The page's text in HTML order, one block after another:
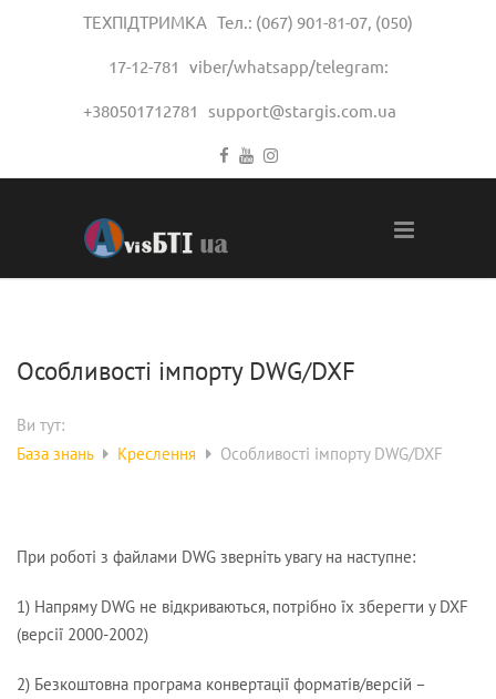
ТЕХПІДТРИМКА Тел.: (067) 901-81-07, (050)
17-12-781 viber/whatsapp/telegram:
+380501712781 support@stargis.com.ua
Особливості імпорту DWG/DXF
Ви тут:
База знань
Креслення Особливості імпорту DWG/DXF
При роботі з файлами DWG зверніть увагу на наступне:
1) Напряму DWG не відкриваються, потрібно їх зберегти у DXF
(версії 2000-2002)
2) Безкоштовна програма конвертації форматів/версій –